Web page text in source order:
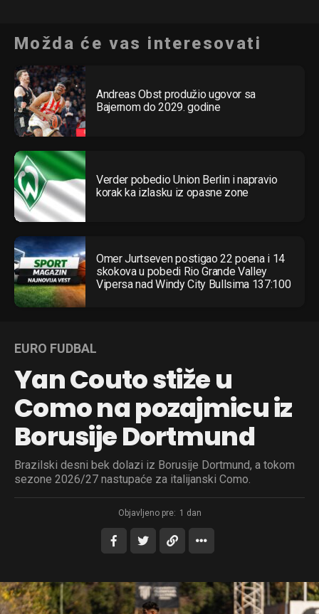
Možda će vas interesovati
Andreas Obst produžio ugovor sa
Bajernom do 2029. godine
Verder pobedio Union Berlin i napravio
korak ka izlasku iz opasne zone
Omer Jurtseven postigao 22 poena i 14
skokova u pobedi Rio Grande Valley
Vipersa nad Windy City Bullsima 137:100
EURO FUDBAL
Yan Couto stiže u
Como na pozajmicu iz
Borusije Dortmund
Brazilski desni bek dolazi iz Borusije Dortmund, a tokom
sezone 2026/27 nastupaće za italijanski Como.
Objavljeno pre: 1 dan